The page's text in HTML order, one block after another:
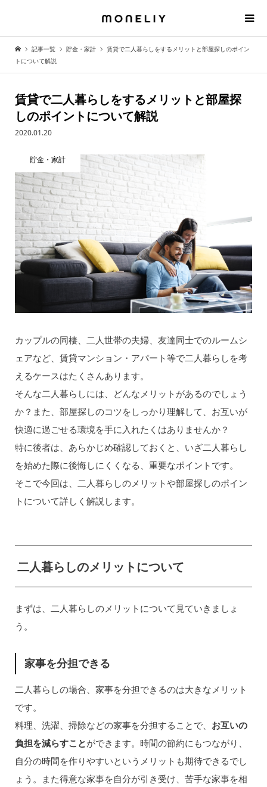
記事一覧 貯金・家計
賃貸で二人暮らしをするメリットと部屋探しのポイン
トについて解説
賃貸で二人暮らしをするメリットと部屋探
しのポイントについて解説
2020.01.20
貯金・家計
カップルの同棲、二人世帯の夫婦、友達同士でのルームシ
ェアなど、賃貸マンション・アパート等で二人暮らしを考
えるケースはたくさんあります。
そんな二人暮らしには、どんなメリットがあるのでしょう
か？また、部屋探しのコツをしっかり理解して、お互いが
快適に過ごせる環境を手に入れたくはありませんか？
特に後者は、あらかじめ確認しておくと、いざ二人暮らし
を始めた際に後悔しにくくなる、重要なポイントです。
そこで今回は、二人暮らしのメリットや部屋探しのポイン
トについて詳しく解説します。
二人暮らしのメリットについて
まずは、二人暮らしのメリットについて見ていきましょ
う。
家事を分担できる
二人暮らしの場合、家事を分担できるのは大きなメリット
です。
料理、洗濯、掃除などの家事を分担することで、 お互いの
負担を減らすことができます。時間の節約にもつながり、
自分の時間を作りやすいというメリットも期待できるでし
ょう。また得意な家事を自分が引き受け、苦手な家事を相